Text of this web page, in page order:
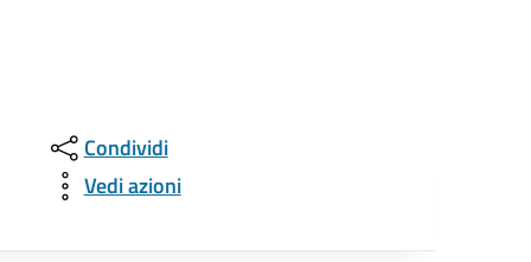
Condividi
Vedi azioni